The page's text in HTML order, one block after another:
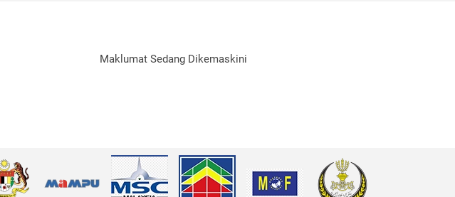
Maklumat Sedang Dikemaskini